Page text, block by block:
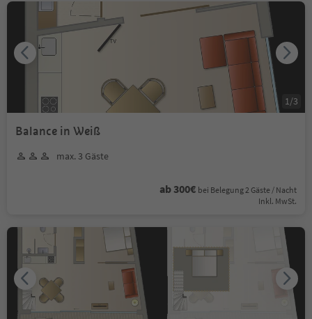
Balance in Weiß
max. 3 Gäste
ab 300€ bei Belegung 2 Gäste / Nacht
Inkl. MwSt.
1 /3